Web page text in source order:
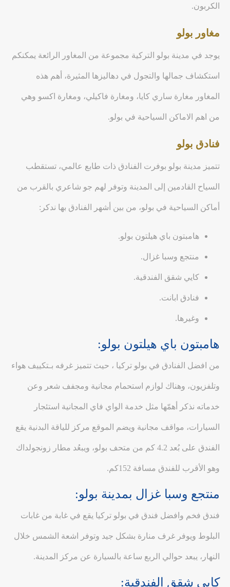
الكربون.
مغاور بولو
يوجد في مدينة بولو التركية مجموعة من المغاور الرائعة يمكنكم
استكشاف جمالها والتجول في دهاليزها المثيرة، أهم هذه
المغاور مغارة ساري كايا، ومغارة فاكيلي، ومغارة اكسو وهي
من اهم الاماكن السياحية في بولو.
فنادق بولو
تتميز مدينة بولو بوفرت الفنادق ذات طابع عالمي، تستقطب
السياح القادمين إلى المدينة وتوفر لهم جو شاعري بالقرب من
أماكن السياحية في بولو، من بين أشهر الفنادق بها ندكر:
هامبتون باي هيلتون بولو.
منتجع وسبا غزال.
كايي شقق الفندقية.
فنادق ابانت.
وغيرها.
هامبتون باي هيلتون بولو:
من افضل الفنادق في بولو تركيا ، حيث تتميز غرفه بـتكييف هواء
وتلفزيون، وهناك لوازم استحمام مجانية ومجفف شعر وعن
خدماته نذكر أهمّها مثل خدمة الواي فاي المجانية استئجار
السيارات، مواقف مجانية ويضم الموقع مركز للياقة البدنية يقع
الفندق على بُعد 4.2 كم من متحف بولو، ويبعُد مطار زونجولداك
وهو الأقرب للفندق مسافة 152كم.
منتجع وسبا غزال بمدينة بولو:
فندق فخم وافضل فندق في بولو تركيا يقع في غابة من غابات
البلوط ويوفر غرف منارة بشكل جيد وتوفر اشعة الشمس خلال
النهار، يبعد حوالي الربع ساعة بالسيارة عن مركز المدينة.
كايي شقق الفندقية: